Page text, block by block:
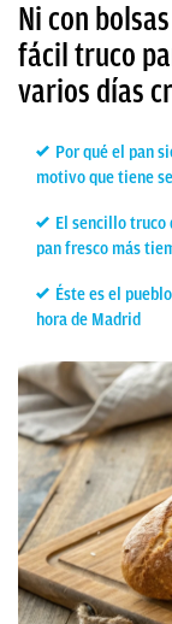
Ni con
fácil truco
varios días
Por qué el pan
motivo que tiene
El sencillo truco
pan fresco más
Éste es el
hora de Madrid